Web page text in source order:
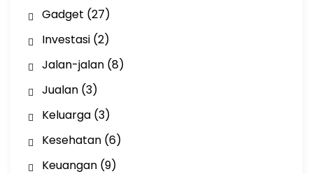
Gadget (27)
Investasi(2)
Jalan-jalan(8)
Jualan(3)
Keluarga(3)
Kesehatan(6)
Keuangan(9)